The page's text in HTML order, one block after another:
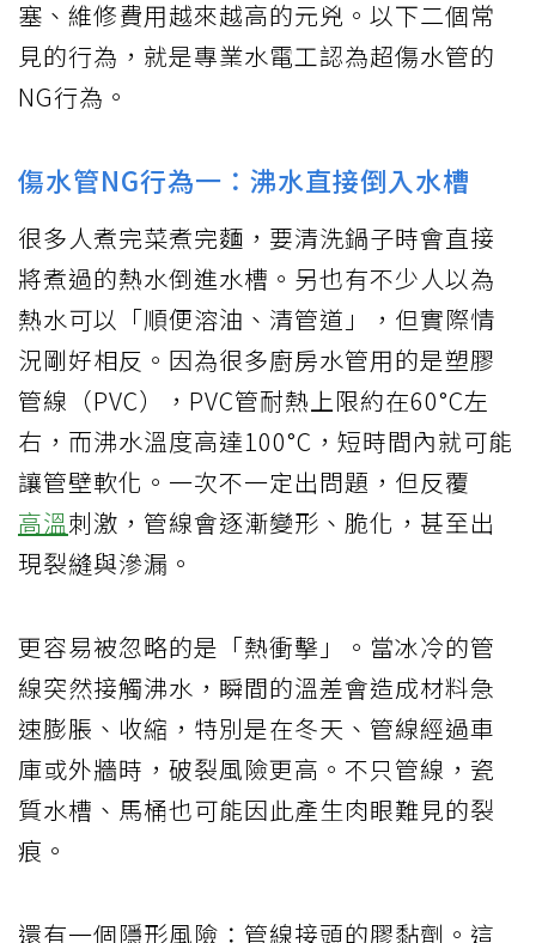
塞、維修費用越來越高的元兇。以下二個常
見的行為，就是專業水電工認為超傷水管的
NG行為。
傷水管NG行為一：沸水直接倒入水槽
很多人煮完菜煮完麵，要清洗鍋子時會直接
將煮過的熱水倒進水槽。另也有不少人以為
熱水可以「順便溶油、清管道」，但實際情
況剛好相反。因為很多廚房水管用的是塑膠
管線（PVC），PVC管耐熱上限約在60°C左
右，而沸水溫度高達100°C，短時間內就可能
讓管壁軟化。一次不一定出問題，但反覆
高溫刺激，管線會逐漸變形、脆化，甚至出
現裂縫與滲漏。
更容易被忽略的是「熱衝擊」。當冰冷的管
線突然接觸沸水，瞬間的溫差會造成材料急
速膨脹、收縮，特別是在冬天、管線經過車
庫或外牆時，破裂風險更高。不只管線，瓷
質水槽、馬桶也可能因此產生肉眼難見的裂
痕。
還有一個隱形風險：管線接頭的膠黏劑。這